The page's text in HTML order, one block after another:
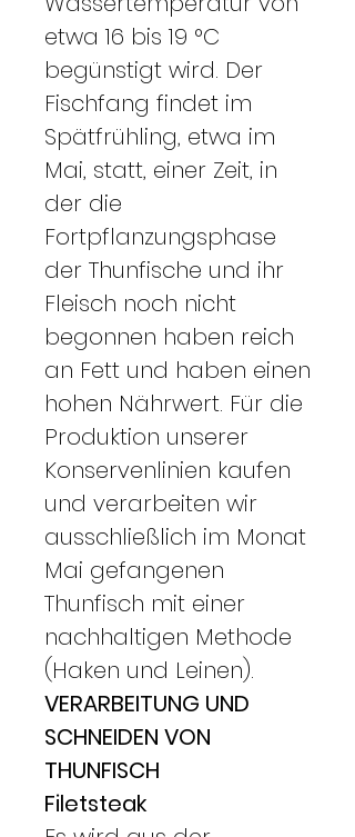
etwa 16 bis 19 °C
begünstigt wird. Der
Fischfang findet im
Spätfrühling, etwa im
Mai, statt, einer Zeit, in
der die
Fortpflanzungsphase
der Thunfische und ihr
Fleisch noch nicht
begonnen haben reich
an Fett und haben einen
hohen Nährwert. Für die
Produktion unserer
Konservenlinien kaufen
und verarbeiten wir
ausschließlich im Monat
Mai gefangenen
Thunfisch mit einer
nachhaltigen Methode
(Haken und Leinen).
VERARBEITUNG UND
SCHNEIDEN VON
THUNFISCH
Filetsteak